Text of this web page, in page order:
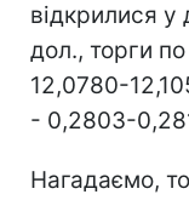
відкрилися у
дол., торги по
12,0780-
- 0,2803-
Нагадаємо,